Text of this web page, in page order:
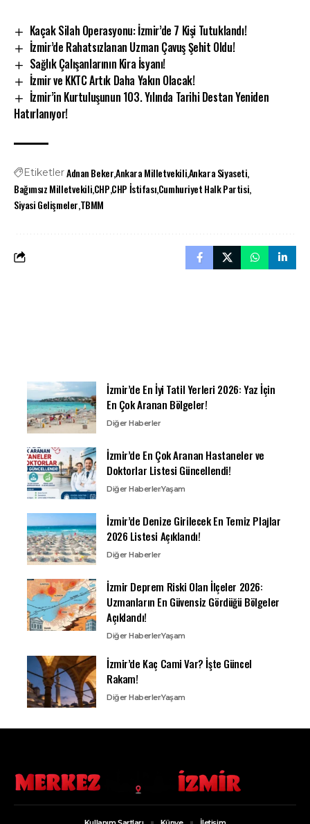
Kaçak Silah Operasyonu: İzmir’de 7 Kişi Tutuklandı!
İzmir’de Rahatsızlanan Uzman Çavuş Şehit Oldu!
Sağlık Çalışanlarının Kira İsyanı!
İzmir ve KKTC Artık Daha Yakın Olacak!
İzmir’in Kurtuluşunun 103. Yılında Tarihi Destan Yeniden
Hatırlanıyor!
EtiketlerAdnan BekerAnkara MilletvekiliAnkara Siyaseti
Bağımsız MilletvekiliCHPCHP İstifasıCumhuriyet Halk Partisi
Siyasi GelişmelerTBMM
İzmir’de En İyi Tatil Yerleri 2026: Yaz İçin
En Çok Aranan Bölgeler!
Diğer Haberler
İzmir’de En Çok Aranan Hastaneler ve
Doktorlar Listesi Güncellendi!
Diğer HaberlerYaşam
İzmir’de Denize Girilecek En Temiz Plajlar
2026 Listesi Açıklandı!
Diğer Haberler
İzmir Deprem Riski Olan İlçeler 2026:
Uzmanların En Güvensiz Gördüğü Bölgeler
Açıklandı!
Diğer HaberlerYaşam
İzmir’de Kaç Cami Var? İşte Güncel
Rakam!
Diğer HaberlerYaşam